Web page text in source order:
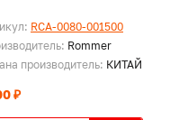
RCA-0080-001500
Rommer
производитель: КИТАЙ
₽